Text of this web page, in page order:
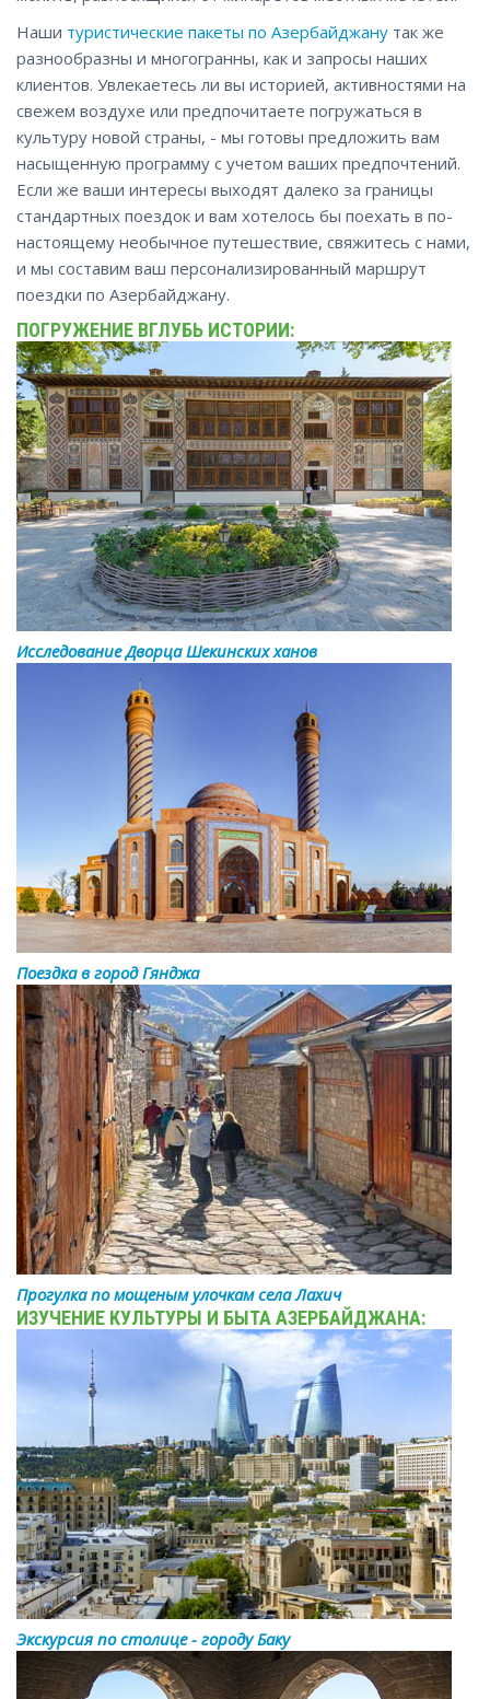
Наши туристические пакеты по Азербайджану так же
разнообразны и многогранны, как и запросы наших
клиентов. Увлекаетесь ли вы историей, активностями на
свежем воздухе или предпочитаете погружаться в
культуру новой страны, - мы готовы предложить вам
насыщенную программу с учетом ваших предпочтений.
Если же ваши интересы выходят далеко за границы
стандартных поездок и вам хотелось бы поехать в по-
настоящему необычное путешествие, свяжитесь с нами,
и мы составим ваш персонализированный маршрут
поездки по Азербайджану.
ПОГРУЖЕНИЕ ВГЛУБЬ ИСТОРИИ:
Исследование Дворца Шекинских ханов
Поездка в город Гянджа
Прогулка по мощеным улочкам села Лахич
ИЗУЧЕНИЕ КУЛЬТУРЫ И БЫТА АЗЕРБАЙДЖАНА:
Экскурсия по столице - городу Баку